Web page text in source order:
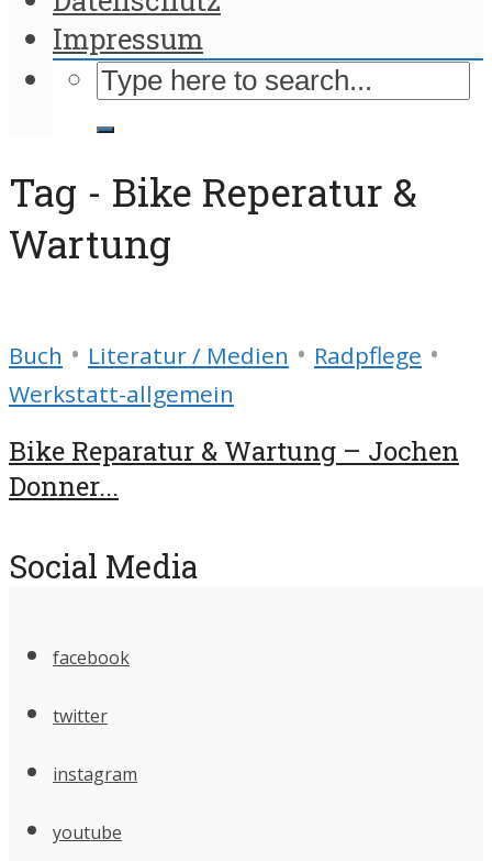
Impressum
Tag - Bike Reperatur &
Wartung
Buch • Literatur / Medien • Radpflege •
Werkstatt-allgemein
Bike Reparatur & Wartung – Jochen
Donner...
Social Media
facebook
twitter
instagram
youtube